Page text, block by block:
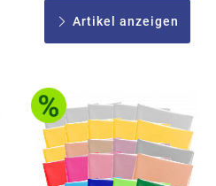
Artikel anzeigen